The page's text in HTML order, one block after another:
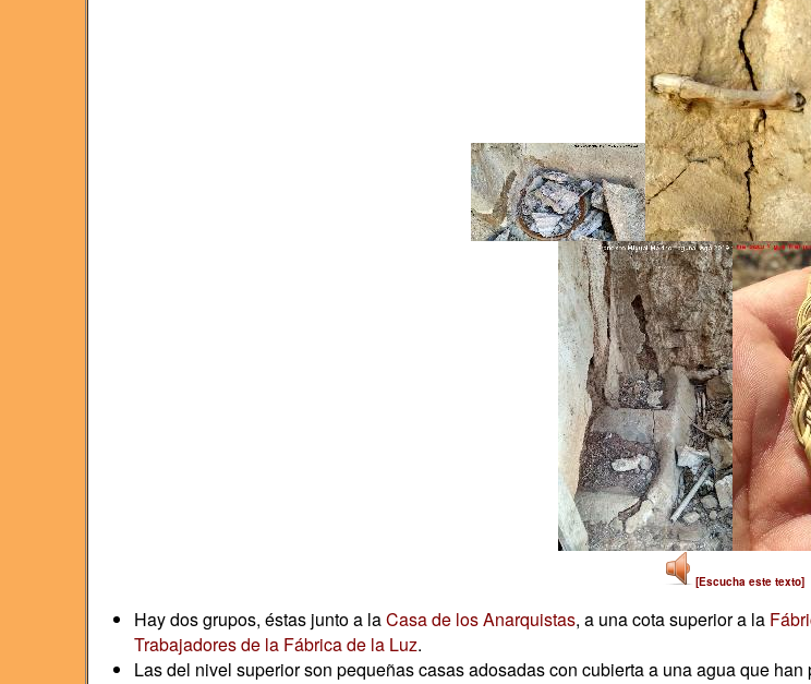
[Escucha este texto]
Hay dos grupos, éstas junto a laCasa de los Anarquistas, a una cota superior a la
Trabajadores de la Fábrica de la Luz.
Las del nivel superior son pequeñas casas adosadas con cubierta a una agua que